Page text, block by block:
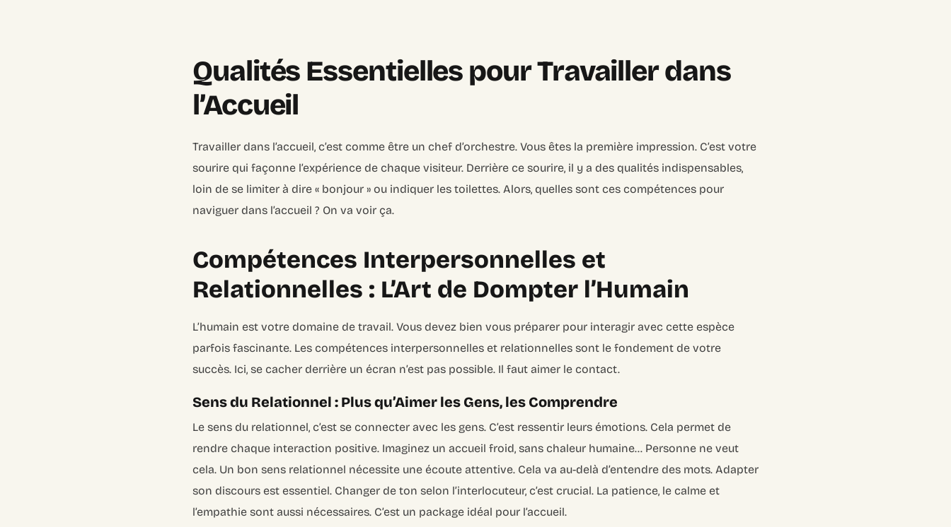
Qualités Essentielles pour Travailler dans
l’Accueil
Travailler dans l’accueil, c’est comme être un chef d’orchestre. Vous êtes la première impression. C’est votre
sourire qui façonne l’expérience de chaque visiteur. Derrière ce sourire, il y a des qualités indispensables,
loin de se limiter à dire « bonjour » ou indiquer les toilettes. Alors, quelles sont ces compétences pour
naviguer dans l’accueil ? On va voir ça.
Compétences Interpersonnelles et
Relationnelles : L’Art de Dompter l’Humain
L’humain est votre domaine de travail. Vous devez bien vous préparer pour interagir avec cette espèce
parfois fascinante. Les compétences interpersonnelles et relationnelles sont le fondement de votre
succès. Ici, se cacher derrière un écran n’est pas possible. Il faut aimer le contact.
Sens du Relationnel : Plus qu’Aimer les Gens, les Comprendre
Le sens du relationnel, c’est se connecter avec les gens. C’est ressentir leurs émotions. Cela permet de
rendre chaque interaction positive. Imaginez un accueil froid, sans chaleur humaine… Personne ne veut
cela. Un bon sens relationnel nécessite une écoute attentive. Cela va au-delà d’entendre des mots. Adapter
son discours est essentiel. Changer de ton selon l’interlocuteur, c’est crucial. La patience, le calme et
l’empathie sont aussi nécessaires. C’est un package idéal pour l’accueil.